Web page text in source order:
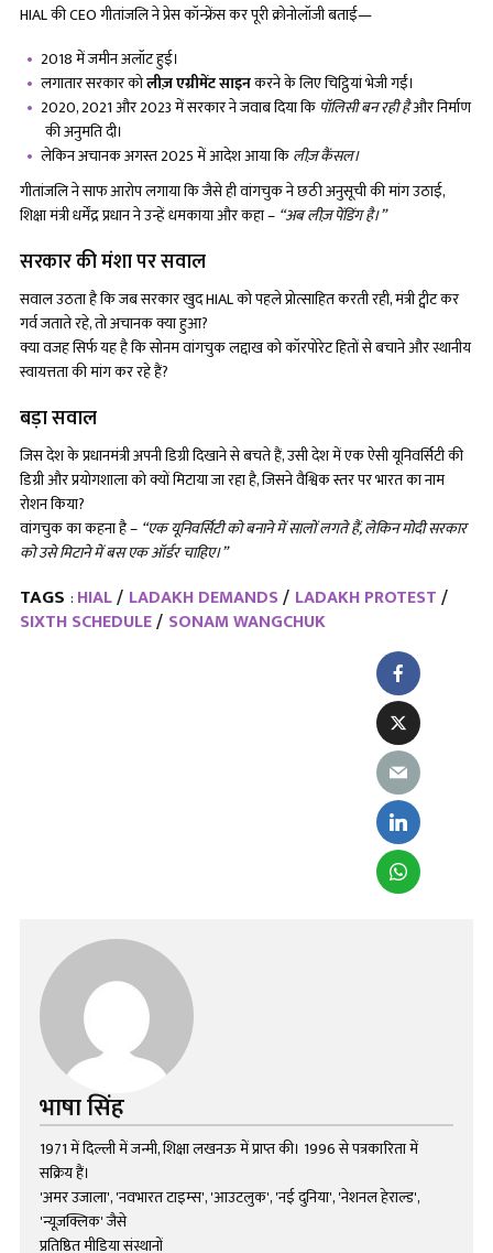
HIAL की CEO गीतांजलि ने प्रेस कॉन्फ्रेंस कर पूरी क्रोनोलॉजी बताई—
2018 में जमीन अलॉट हुई।
लगातार सरकार कोलीज़ एग्रीमेंट साइनकरने के लिए चिट्ठियां भेजी गईं।
2020, 2021 और 2023 में सरकार ने जवाब दिया कि पॉलिसी बन रही हैऔर निर्माण
की अनुमति दी।
लेकिन अचानक अगस्त 2025 में आदेश आया किलीज़ कैंसल।
गीतांजलि ने साफ आरोप लगाया कि जैसे ही वांगचुक ने छठी अनुसूची की मांग उठाई,
शिक्षा मंत्री धर्मेंद्र प्रधान ने उन्हें धमकाया और कहा – “अब लीज़ पेंडिंग है।”
सरकार की मंशा पर सवाल
सवाल उठता है कि जब सरकार खुद HIAL को पहले प्रोत्साहित करती रही, मंत्री ट्वीट कर
गर्व जताते रहे, तो अचानक क्या हुआ?
क्या वजह सिर्फ यह है कि सोनम वांगचुक लद्दाख को कॉरपोरेट हितों से बचाने और स्थानीय
स्वायत्तता की मांग कर रहे हैं?
बड़ा सवाल
जिस देश के प्रधानमंत्री अपनी डिग्री दिखाने से बचते हैं, उसी देश में एक ऐसी यूनिवर्सिटी की
डिग्री और प्रयोगशाला को क्यों मिटाया जा रहा है, जिसने वैश्विक स्तर पर भारत का नाम
रोशन किया?
वांगचुक का कहना है – “एक यूनिवर्सिटी को बनाने में सालों लगते हैं, लेकिन मोदी सरकार
को उसे मिटाने में बस एक ऑर्डर चाहिए।”
TAGS : HIAL LADAKH DEMANDS
LADAKH PROTEST
SIXTH SCHEDULE SONAM WANGCHUK
भाषा सिंह
1971 में दिल्ली में जन्मी, शिक्षा लखनऊ में प्राप्त की। 1996 से पत्रकारिता में
सक्रिय हैं।
'अमर उजाला', 'नवभारत टाइम्स', 'आउटलुक', 'नई दुनिया', 'नेशनल हेराल्ड',
'न्यूज़क्लिक' जैसे
प्रतिष्ठित मीडिया संस्थानों